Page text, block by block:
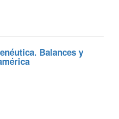
Balances y